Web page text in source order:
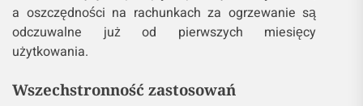
a oszczędności na rachunkach za ogrzewanie są
odczuwalne już od pierwszych miesięcy
użytkowania.
Wszechstronność zastosowań